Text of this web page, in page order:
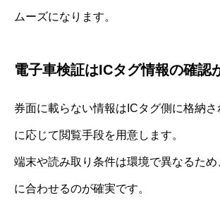
ムーズになります。
電子車検証はICタグ情報の確認
券面に載らない情報はICタグ側に格納
に応じて閲覧手段を用意します。
端末や読み取り条件は環境で異なるた
に合わせるのが確実です。